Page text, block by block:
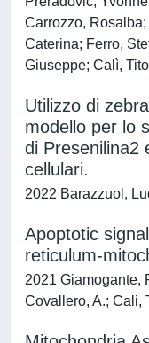
Carrozzo,
Caterina; Ferro,
Giuseppe; Calì,
Utilizzo di
modello per lo
di Presenilina2
cellulari.
2022 Barazzuol,
Apoptotic
reticulum-
2021 Giamogante,
Covallero, A.; Cali,